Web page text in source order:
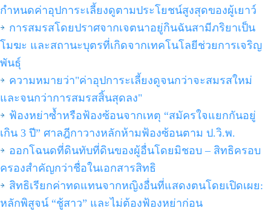
กำหนดค่าอุปการะเลี้ยงดูตามประโยชน์สูงสุดของผู้เยาว์
การสมรสโดยปราศจากเจตนาอยู่กินฉันสามีภริยาเป็น
โมฆะ และสถานะบุตรที่เกิดจากเทคโนโลยีช่วยการเจริญ
พันธุ์
ความหมายว่า"ค่าอุปการะเลี้ยงดูจนกว่าจะสมรสใหม่
และจนกว่าการสมรสสิ้นสุดลง"
ฟ้องหย่าซ้ำหรือฟ้องซ้อนจากเหตุ “สมัครใจแยกกันอยู่
เกิน 3 ปี” ศาลฎีกาวางหลักห้ามฟ้องซ้อนตาม ป.วิ.พ.
ออกโฉนดที่ดินทับที่ดินของผู้อื่นโดยมิชอบ – สิทธิครอบ
ครองสำคัญกว่าชื่อในเอกสารสิทธิ
สิทธิเรียกค่าทดแทนจากหญิงอื่นที่แสดงตนโดยเปิดเผย:
หลักพิสูจน์ “ชู้สาว” และไม่ต้องฟ้องหย่าก่อน